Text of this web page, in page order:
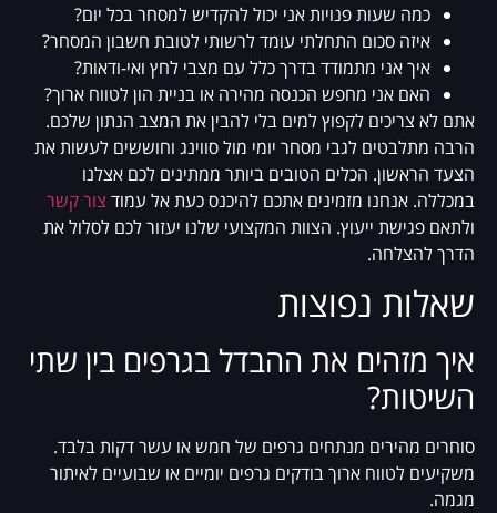
כמה שעות פנויות אני יכול להקדיש למסחר בכל יום?
איזה סכום התחלתי עומד לרשותי לטובת חשבון המסחר?
איך אני מתמודד בדרך כלל עם מצבי לחץ ואי-ודאות?
האם אני מחפש הכנסה מהירה או בניית הון לטווח ארוך?
אתם לא צריכים לקפוץ למים בלי להבין את המצב הנתון שלכם.
הרבה מתלבטים לגבי מסחר יומי מול סווינג וחוששים לעשות את
הצעד הראשון. הכלים הטובים ביותר ממתינים לכם אצלנו
במכללה. אנחנו מזמינים אתכם להיכנס כעת אל עמוד צור קשר
ולתאם פגישת ייעוץ. הצוות המקצועי שלנו יעזור לכם לסלול את
הדרך להצלחה.
שאלות נפוצות
איך מזהים את ההבדל בגרפים בין שתי
השיטות?
סוחרים מהירים מנתחים גרפים של חמש או עשר דקות בלבד.
משקיעים לטווח ארוך בודקים גרפים יומיים או שבועיים לאיתור
מגמה.